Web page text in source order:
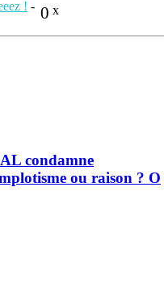
0 x
! -
condamne
ou raison ? O